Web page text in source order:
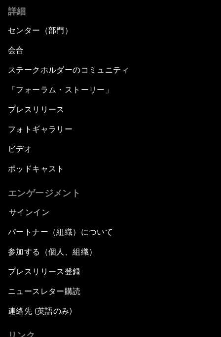
詳細
センター（部門）
会合
ステークホルダーのコミュニティ
「フォーラム・ストーリー」
プレスリリース
フォトギャラリー
ビデオ
ポッドキャスト
エンゲージメント
サインイン
パートナー（組織）について
参加する（個人、組織）
プレスリリース登録
ニュースレター購読
連絡先 (英語のみ)